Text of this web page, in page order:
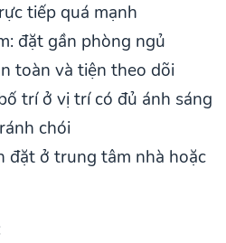
tiếp quá mạnh
đặt gần phòng ngủ
toàn và tiện theo dõi
trí ở vị trí có đủ ánh sáng
chói
đặt ở trung tâm nhà hoặc